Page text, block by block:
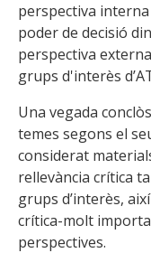
perspectiva
poder de decisió
perspectiva
grups d'interès
Una vegada
temes segons el
considerat
rellevància crítica
grups d’interès,
crítica-molt
perspectives.